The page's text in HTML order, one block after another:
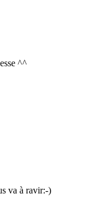
^^
va à ravir:-)